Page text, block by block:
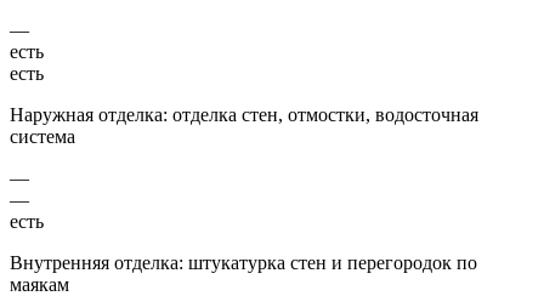
—
есть
есть
Наружная отделка: отделка стен, отмостки, водосточная
система
—
—
есть
Внутренняя отделка: штукатурка стен и перегородок по
маякам